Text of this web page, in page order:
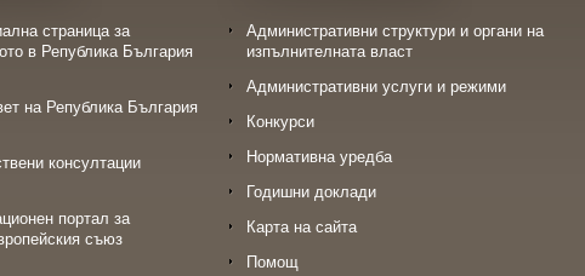
страница за
в Република България
на Република България
консултации
портал за
съюз
Административни структури и органи на
изпълнителната власт
Административни услуги и режими
Конкурси
Нормативна уредба
Годишни доклади
Карта на сайта
Помощ